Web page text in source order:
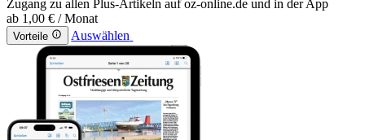
Zugang zu allen Plus-Artikeln auf oz-online.de und in der App
ab 1,00 € / Monat
Vorteile Auswählen